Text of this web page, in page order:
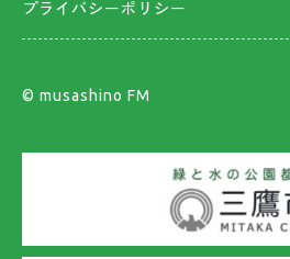
プライバシーポリシー
©︎ musashino FM